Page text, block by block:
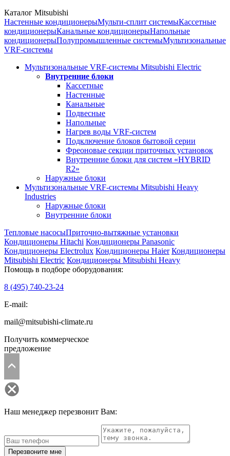
Каталог Mitsubishi
Настенные кондиционерыМульти-сплит системыКассетные
кондиционерыКанальные кондиционерыНапольные
кондиционерыПолупромышленные системыМультизональные
VRF-системы
Мультизональные VRF-системы Mitsubishi Electric
Внутренние блоки
Кассетные
Настенные
Канальные
Подвесные
Напольные
Нагрев воды VRF-систем
Подключение блоков бытовой серии
Фреоновые секции приточных установок
Внутренние блоки для систем «HYBRID
R2»
Наружные блоки
Мультизональные VRF-системы Mitsubishi Heavy
Industries
Наружные блоки
Внутренние блоки
Тепловые насосыПриточно-вытяжные установки
Кондиционеры Hitachi Кондиционеры Panasonic
Кондиционеры Electrolux Кондиционеры Haier Кондиционеры
Mitsubishi Electric Кондиционеры Mitsubishi Heavy
Помощь в подборе оборудования:
8 (495) 740-23-24
E-mail:
mail@mitsubishi-climate.ru
Получить коммерческое
предложение
Наш менеджер перезвонит Вам:
Перезвоните мне